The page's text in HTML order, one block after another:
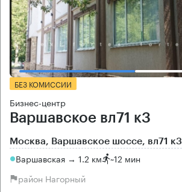
БЕЗ КОМИССИИ
Бизнес-центр
Варшавское вл71 к3
Москва, Варшавское шоссе, вл71 к3
Варшавская → 1.2 км ~12 мин
район Нагорный